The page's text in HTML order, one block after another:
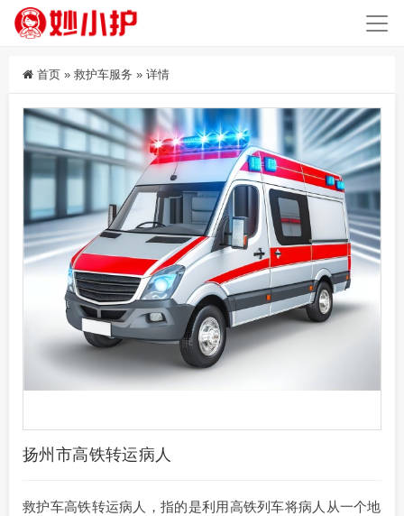
首页 » 救护车服务 » 详情
扬州市高铁转运病人
救护车高铁转运病人，指的是利用高铁列车将病人从一个地